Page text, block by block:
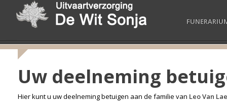
Uw deelneming
Hier kunt u uw deelneming betuigen aan de familie van Leo Van